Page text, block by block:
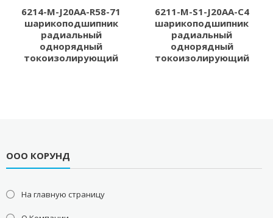
6214-M-J20AA-R58-71
шарикоподшипник
радиальный
однорядный
токоизолирующий
6211-M-S1-J20AA-C4
шарикоподшипник
радиальный
однорядный
токоизолирующий
ООО КОРУНД
На главную страницу